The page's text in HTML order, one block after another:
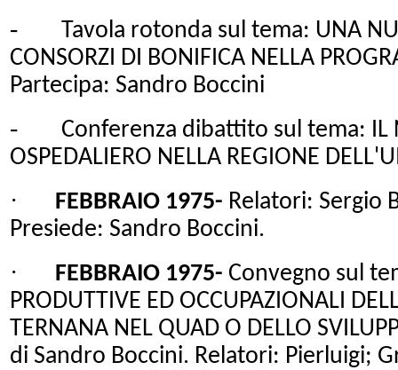
-
Tavola rotonda sul tema: UNA
CONSORZI DI BONIFICA NELLA
Partecipa: Sandro Boccini
-
Conferenza dibattito sul tema: IL
OSPEDALIERO NELLA REGIONE
· FEBBRAIO 1975- Relatori: Sergio
Presiede: Sandro Boccini.
· FEBBRAIO 1975- Convegno sul
PRODUTTIVE ED OCCUPAZIONALI
TERNANA NEL QUAD O DELLO
di Sandro Boccini. Relatori: Pierluigi;